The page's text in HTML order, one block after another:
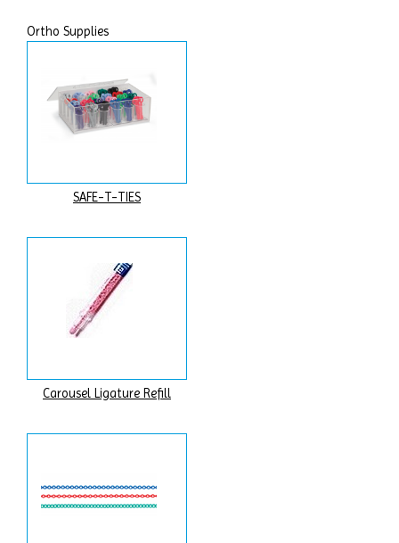
Ortho Supplies
SAFE-T-TIES
Carousel Ligature Refill